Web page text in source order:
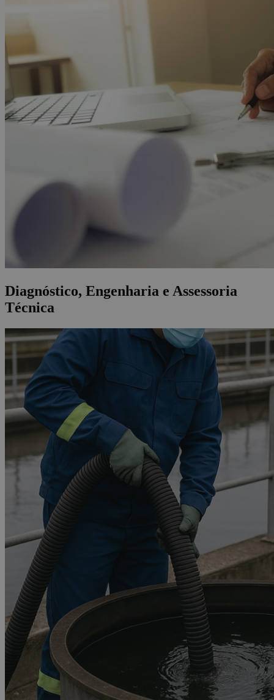
Diagnóstico, Engenharia e Assessoria
Técnica